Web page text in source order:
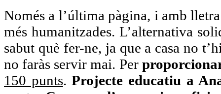
Només a l’última pàgina, i amb
més humanitzades. L’alternativa
sabut què fer-ne, ja que a casa no
no faràs servir mai. Per
150 punts.Projecte educatiu a